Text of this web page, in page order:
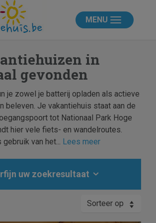
MENU
in
gevonden
je zowel je batterij opladen als actieve
beleven. Je vakantiehuis staat aan de
tot Nationaal Park Hoge
hier vele fiets- en wandelroutes.
van het... Lees meer
uw zoekresultaat
Sorteer op